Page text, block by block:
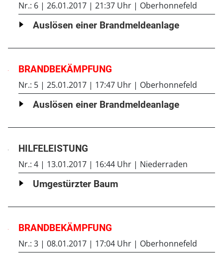
Nr.: 6 26.01.2017 21:37 Uhr Oberhonnefeld
Auslösen einer Brandmeldeanlage
BRANDBEKÄMPFUNG
Nr.: 5 25.01.2017 17:47 Uhr Oberhonnefeld
Auslösen einer Brandmeldeanlage
HILFELEISTUNG
Nr.: 4 13.01.2017 16:44 Uhr Niederraden
Umgestürzter Baum
BRANDBEKÄMPFUNG
Nr.: 3 08.01.2017 17:04 Uhr Oberhonnefeld